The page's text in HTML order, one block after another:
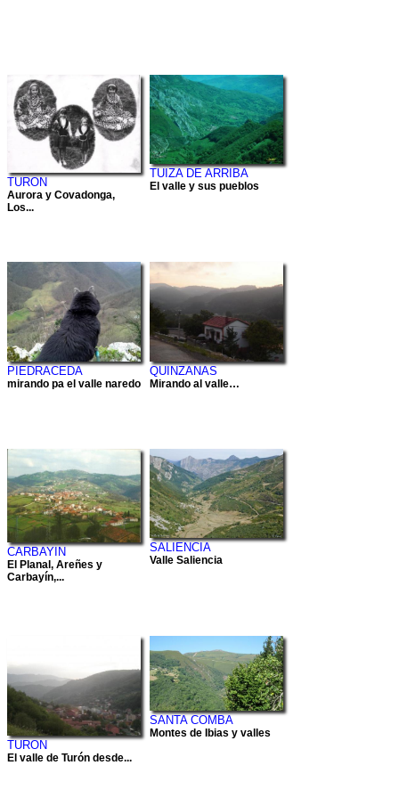
TURON
Aurora y Covadonga,
Los...
TUIZA DE ARRIBA
El valle y sus pueblos
PIEDRACEDA
mirando pa el valle naredo
QUINZANAS
Mirando al valle…
CARBAYIN
El Planal, Areñes y
Carbayín,...
SALIENCIA
Valle Saliencia
TURON
El valle de Turón desde...
SANTA COMBA
Montes de Ibias y valles